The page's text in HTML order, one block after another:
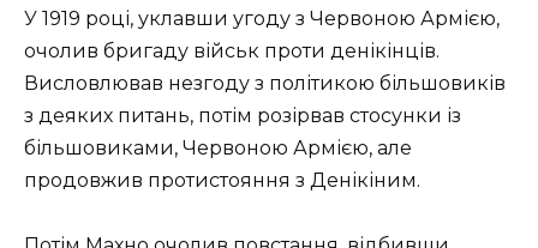
У 1919 році, уклавши угоду з Червоною Армією,
очолив бригаду військ проти денікінців.
Висловлював незгоду з політикою більшовиків
з деяких питань, потім розірвав стосунки із
більшовиками, Червоною Армією, але
продовжив протистояння з Денікіним.